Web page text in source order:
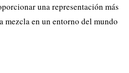
una representación más
mezcla en un entorno del mundo